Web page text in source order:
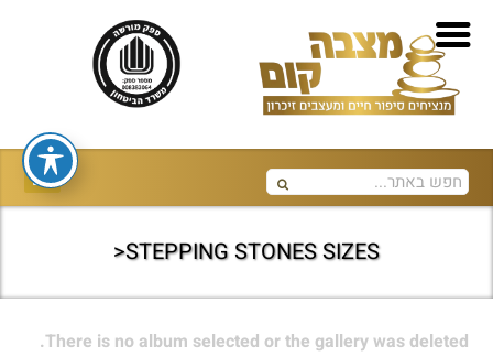
STEPPING STONES SIZES<
There is no album selected or the gallery was deleted.